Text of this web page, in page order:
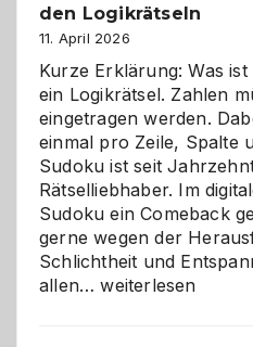
den Logikrätseln
11. April 2026
Kurze Erklärung: Was
ein Logikrätsel. Zahlen
eingetragen werden.
einmal pro Zeile, Spalte
Sudoku ist seit
Rätselliebhaber. Im
Sudoku ein Comeback
gerne wegen der
Schlichtheit und
allen…Sudoku
weiterlesen